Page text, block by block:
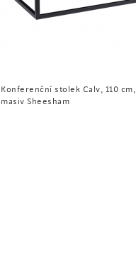
Konferenční stolek Calv, 110 cm,
masiv Sheesham